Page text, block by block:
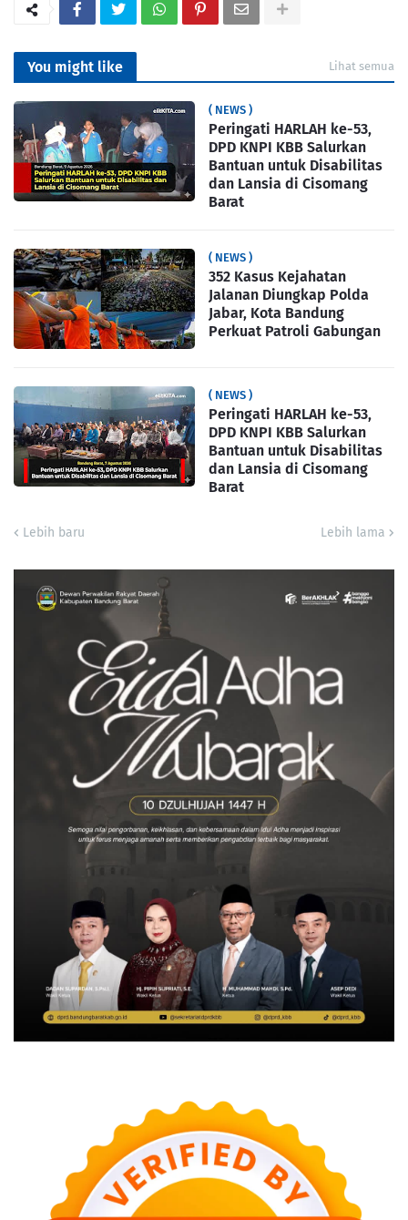
You might like Lihat semua
( NEWS )
Peringati HARLAH ke-53,
DPD KNPI KBB Salurkan
Bantuan untuk Disabilitas
dan Lansia di Cisomang
Barat
( NEWS )
352 Kasus Kejahatan
Jalanan Diungkap Polda
Jabar, Kota Bandung
Perkuat Patroli Gabungan
( NEWS )
Peringati HARLAH ke-53,
DPD KNPI KBB Salurkan
Bantuan untuk Disabilitas
dan Lansia di Cisomang
Barat
Lebih baru Lebih lama